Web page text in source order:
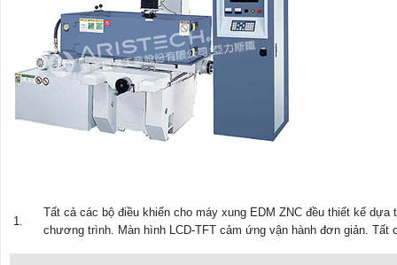
1.
Tất cả các bộ điều khiển cho máy xung EDM ZNC đều thiết kế
chương trình. Màn hình LCD-TFT cảm ứng vận hành đơn giản. Tất